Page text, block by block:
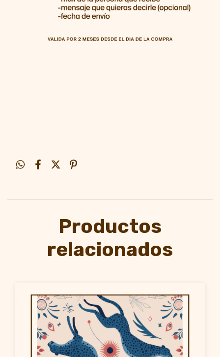
Productos
relacionados